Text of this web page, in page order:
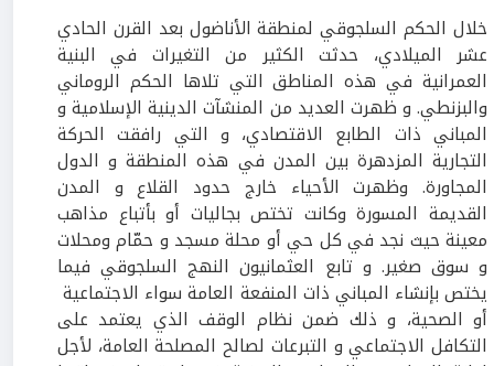
خلال الحكم السلجوقي لمنطقة الأناضول بعد القرن الحادي
عشر الميلادي، حدثت الكثير من التغيرات في البنية
العمرانية في هذه المناطق التي تلاها الحكم الروماني
والبزنطي. و ظهرت العديد من المنشآت الدينية الإسلامية و
المباني ذات الطابع الاقتصادي، و التي رافقت الحركة
التجارية المزدهرة بين المدن في هذه المنطقة و الدول
المجاورة. وظهرت الأحياء خارج حدود القلاع و المدن
القديمة المسورة وكانت تختص بجاليات أو بأتباع مذاهب
معينة حيث نجد في كل حي أو محلة مسجد و حمّام ومحلات
و سوق صغير. و تابع العثمانيون النهج السلجوقي فيما
يختص بإنشاء المباني ذات المنفعة العامة سواء الاجتماعية
أو الصحية، و ذلك ضمن نظام الوقف الذي يعتمد على
التكافل الاجتماعي و التبرعات لصالح المصلحة العامة، لأجل